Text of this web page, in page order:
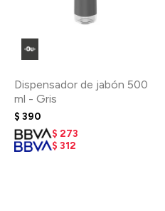
Dispensador de jabón 500
ml - Gris
$ 390
$ 273
$ 312